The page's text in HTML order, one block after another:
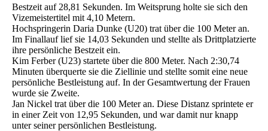
Bestzeit auf 28,81 Sekunden. Im Weitsprung holte sie sich den
Vizemeistertitel mit 4,10 Metern.
Hochspringerin Daria Dunke (U20) trat über die 100 Meter an.
Im Finallauf lief sie 14,03 Sekunden und stellte als Drittplatzierte
ihre persönliche Bestzeit ein.
Kim Ferber (U23) startete über die 800 Meter. Nach 2:30,74
Minuten überquerte sie die Ziellinie und stellte somit eine neue
persönliche Bestleistung auf. In der Gesamtwertung der Frauen
wurde sie Zweite.
Jan Nickel trat über die 100 Meter an. Diese Distanz sprintete er
in einer Zeit von 12,95 Sekunden, und war damit nur knapp
unter seiner persönlichen Bestleistung.